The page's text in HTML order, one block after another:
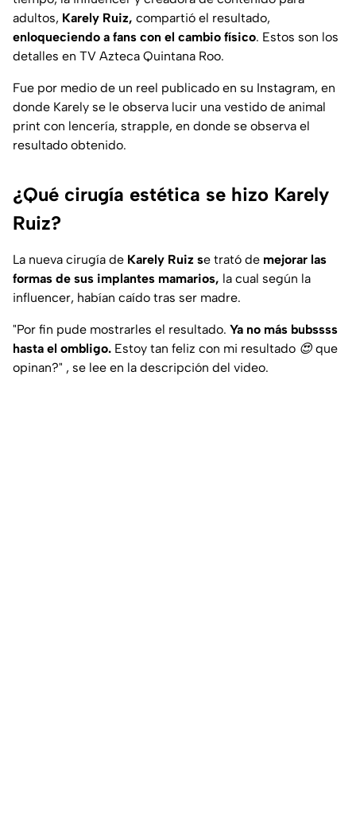
adultos, Karely Ruiz, compartió el resultado,
enloqueciendo a fans con el cambio físico. Estos son los
detalles en TV Azteca Quintana Roo.
Fue por medio de un reel publicado en su Instagram, en
donde Karely se le observa lucir una vestido de animal
print con lencería, strapple, en donde se observa el
resultado obtenido.
¿Qué cirugía estética se hizo Karely
Ruiz?
La nueva cirugía de Karely Ruiz se trató de mejorar las
formas de sus implantes mamarios, la cual según la
influencer, habían caído tras ser madre.
"Por fin pude mostrarles el resultado. Ya no más bubssss
hasta el ombligo. Estoy tan feliz con mi resultado 😍 que
opinan?" , se lee en la descripción del video.